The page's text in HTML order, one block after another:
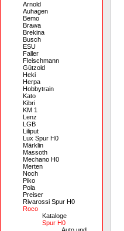
Arnold
Auhagen
Bemo
Brawa
Brekina
Busch
ESU
Faller
Fleischmann
Gützold
Heki
Herpa
Hobbytrain
Kato
Kibri
KM 1
Lenz
LGB
Liliput
Lux Spur H0
Märklin
Massoth
Mechano H0
Merten
Noch
Piko
Pola
Preiser
Rivarossi Spur H0
Roco
Kataloge
Spur H0